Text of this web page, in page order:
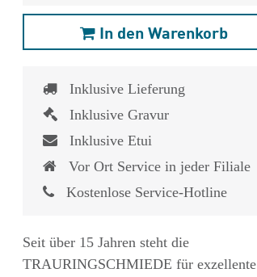
In den Warenkorb
Inklusive Lieferung
Inklusive Gravur
Inklusive Etui
Vor Ort Service in jeder Filiale
Kostenlose Service-Hotline
Seit über 15 Jahren steht die
TRAURINGSCHMIEDE für exzellente